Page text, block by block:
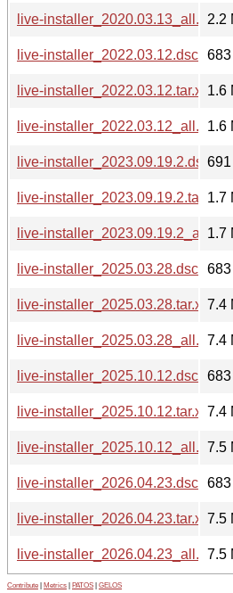
live-installer_2020.03.13_all.deb
2.2
live-installer_2022.03.12.dsc 683
live-installer_2022.03.12.tar.xz1.6
live-installer_2022.03.12_all.deb
1.6
live-installer_2023.09.19.2.dsc691
live-installer_2023.09.19.2.tar.xz
1.7
live-
1.7
live-installer_2025.03.28.dsc 683
live-installer_2025.03.28.tar.xz7.4
live-installer_2025.03.28_all.deb
7.4
live-installer_2025.10.12.dsc 683
live-installer_2025.10.12.tar.xz7.4
live-installer_2025.10.12_all.deb
7.5
live-installer_2026.04.23.dsc 683
live-installer_2026.04.23.tar.xz7.5
live-installer_2026.04.23_all.deb
7.5
Contribute Metrics PATOS GELOS